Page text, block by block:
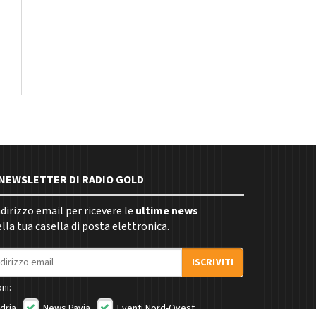
DI RADIO GOLD
email per ricevere le ultime news
tua casella di posta elettronica.
ISCRIVITI